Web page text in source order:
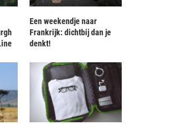
Een weekendje naar
Frankrijk: dichtbij dan je
denkt!